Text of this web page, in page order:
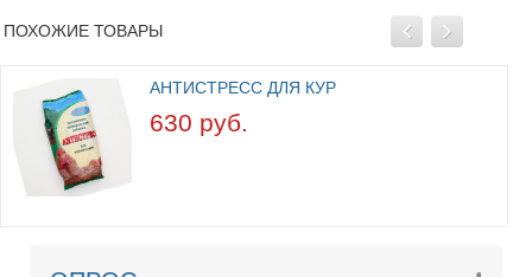
ПОХОЖИЕ ТОВАРЫ
АНТИСТРЕСС ДЛЯ КУР
630 руб.